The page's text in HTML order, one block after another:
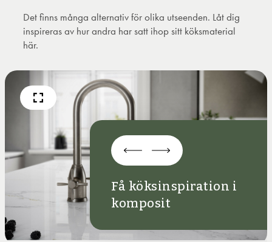
Det finns många alternativ för olika utseenden. Låt dig
inspireras av hur andra har satt ihop sitt köksmaterial
här.
Få köksinspiration i
komposit